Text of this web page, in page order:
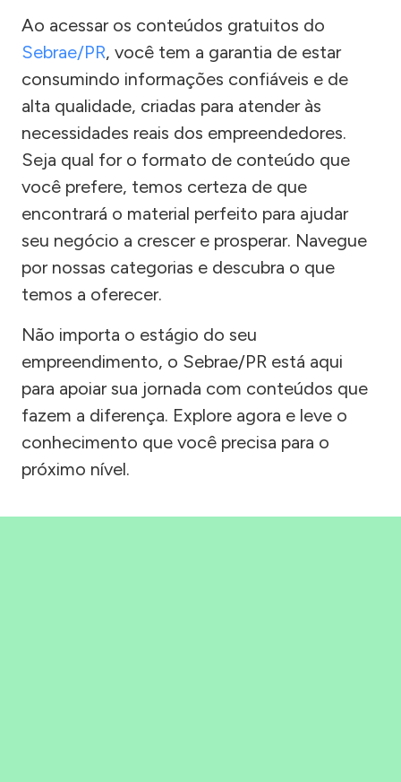
Ao acessar os conteúdos gratuitos do
Sebrae/PR, você tem a garantia de estar
consumindo informações confiáveis e de
alta qualidade, criadas para atender às
necessidades reais dos empreendedores.
Seja qual for o formato de conteúdo que
você prefere, temos certeza de que
encontrará o material perfeito para ajudar
seu negócio a crescer e prosperar. Navegue
por nossas categorias e descubra o que
temos a oferecer.
Não importa o estágio do seu
empreendimento, o Sebrae/PR está aqui
para apoiar sua jornada com conteúdos que
fazem a diferença. Explore agora e leve o
conhecimento que você precisa para o
próximo nível.